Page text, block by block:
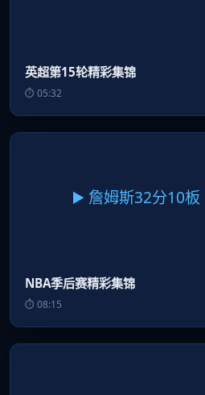
英超第15轮精彩集锦
⏱ 05:32
▶️ 詹姆斯32分10板
NBA季后赛精彩集锦
⏱ 08:15